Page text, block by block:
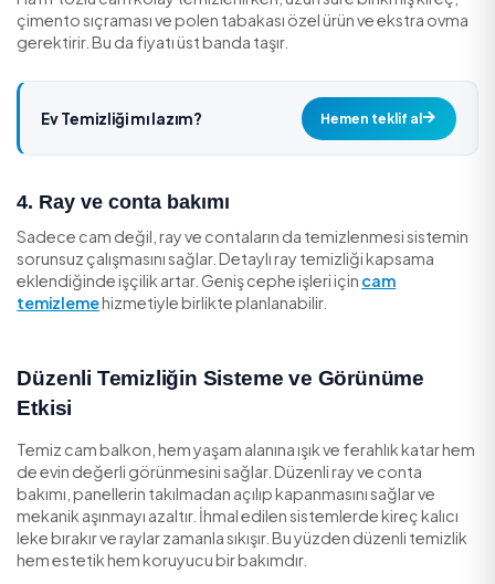
Fiyatı Etkileyen Faktörler
1. Panel sayısı ve sistem tipi
Katlanır cam balkonlarda her panel ayrı ayrı, iki
temizlenir. Panel sayısı arttıkça işçilik doğrudan yükselir.
2. Kat yüksekliği ve dış erişim
Camın dış yüzeyine güvenli erişim üst katlarda zorlaşır.
platformla çalışma güvenlik ekipmanı gerektirdiğinden
maliyeti belirgin biçimde artırır.
3. Kirlilik derecesi
Hafif tozlu cam kolay temizlenirken, uzun süre birikmiş
çimento sıçraması ve polen tabakası özel ürün ve
gerektirir. Bu da fiyatı üst banda taşır.
Ev Temizliği mı lazım?